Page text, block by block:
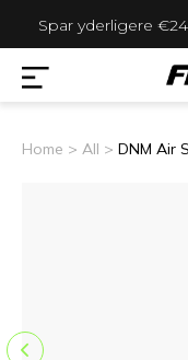
Spar yderligere
Home > All > DNM Air